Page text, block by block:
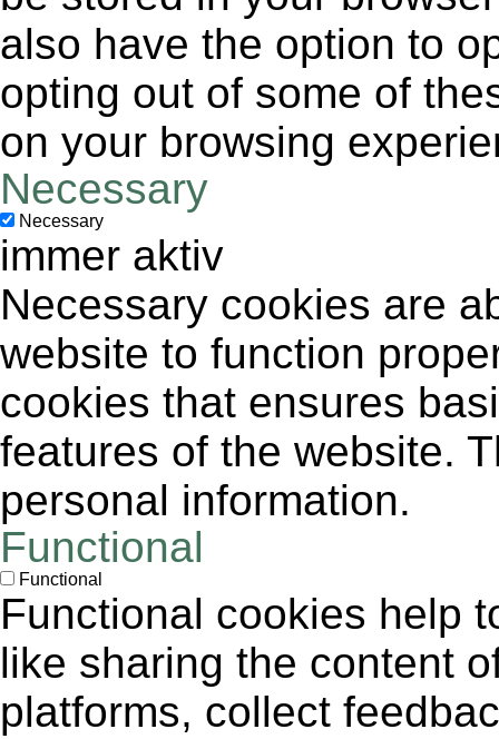
also have the option to
opting out of some of
on your browsing
Necessary
Necessary
immer aktiv
Necessary cookies are
website to function
cookies that ensures
features of the website.
personal information.
Functional
Functional
Functional cookies help
like sharing the content
platforms, collect